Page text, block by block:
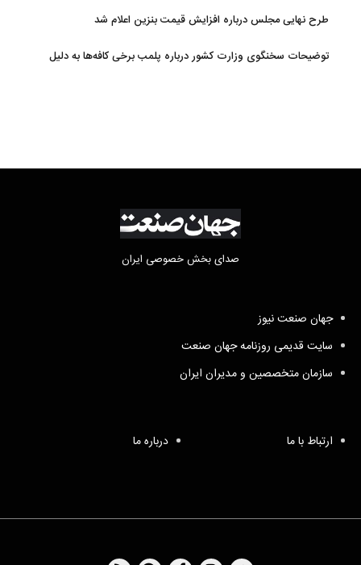
طرح نهایی مجلس درباره افزایش قیمت بنزین اعلام شد
توضیحات سخنگوی وزارت کشور درباره پلمب برخی کافه‌ها به دلیل
صدای بخش خصوصی ایران
جهان صنعت نیوز
سایت قدیمی روزنامه جهان صنعت
سازمان متخصصین و مدیران ایران
ارتباط با ما درباره ما